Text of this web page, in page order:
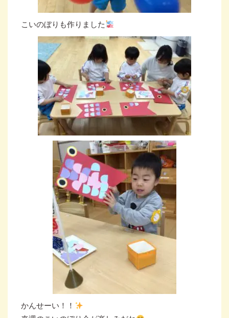
こいのぼりも作りました
かんせーい！！